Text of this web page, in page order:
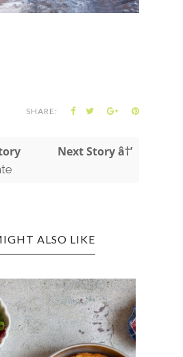
SHARE:
Next Story â†’
ALSO LIKE